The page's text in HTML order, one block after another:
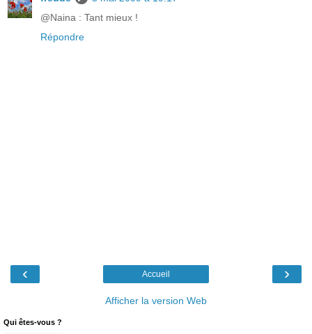
@Naina : Tant mieux !
Répondre
‹ ›
Accueil
Afficher la version Web
Qui êtes-vous ?